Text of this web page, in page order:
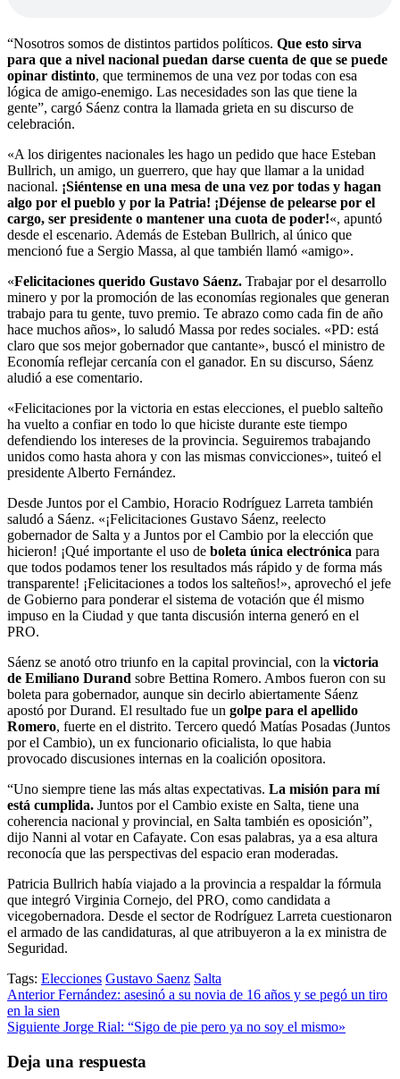
“Nosotros somos de distintos partidos políticos. Que esto sirva
para que a nivel nacional puedan darse cuenta de que se puede
opinar distinto, que terminemos de una vez por todas con esa
lógica de amigo-enemigo. Las necesidades son las que tiene la
gente”, cargó Sáenz contra la llamada grieta en su discurso de
celebración.
«A los dirigentes nacionales les hago un pedido que hace Esteban
Bullrich, un amigo, un guerrero, que hay que llamar a la unidad
nacional. ¡Siéntense en una mesa de una vez por todas y hagan
algo por el pueblo y por la Patria! ¡Déjense de pelearse por el
cargo, ser presidente o mantener una cuota de poder!«, apuntó
desde el escenario. Además de Esteban Bullrich, al único que
mencionó fue a Sergio Massa, al que también llamó «amigo».
«Felicitaciones querido Gustavo Sáenz. Trabajar por el desarrollo
minero y por la promoción de las economías regionales que generan
trabajo para tu gente, tuvo premio. Te abrazo como cada fin de año
hace muchos años», lo saludó Massa por redes sociales. «PD: está
claro que sos mejor gobernador que cantante», buscó el ministro de
Economía reflejar cercanía con el ganador. En su discurso, Sáenz
aludió a ese comentario.
«Felicitaciones por la victoria en estas elecciones, el pueblo salteño
ha vuelto a confiar en todo lo que hiciste durante este tiempo
defendiendo los intereses de la provincia. Seguiremos trabajando
unidos como hasta ahora y con las mismas convicciones», tuiteó el
presidente Alberto Fernández.
Desde Juntos por el Cambio, Horacio Rodríguez Larreta también
saludó a Sáenz. «¡Felicitaciones Gustavo Sáenz, reelecto
gobernador de Salta y a Juntos por el Cambio por la elección que
hicieron! ¡Qué importante el uso de boleta única electrónica para
que todos podamos tener los resultados más rápido y de forma más
transparente! ¡Felicitaciones a todos los salteños!», aprovechó el jefe
de Gobierno para ponderar el sistema de votación que él mismo
impuso en la Ciudad y que tanta discusión interna generó en el
PRO.
Sáenz se anotó otro triunfo en la capital provincial, con la victoria
de Emiliano Durand sobre Bettina Romero. Ambos fueron con su
boleta para gobernador, aunque sin decirlo abiertamente Sáenz
apostó por Durand. El resultado fue un golpe para el apellido
Romero, fuerte en el distrito. Tercero quedó Matías Posadas (Juntos
por el Cambio), un ex funcionario oficialista, lo que habia
provocado discusiones internas en la coalición opositora.
“Uno siempre tiene las más altas expectativas. La misión para mí
está cumplida. Juntos por el Cambio existe en Salta, tiene una
coherencia nacional y provincial, en Salta también es oposición”,
dijo Nanni al votar en Cafayate. Con esas palabras, ya a esa altura
reconocía que las perspectivas del espacio eran moderadas.
Patricia Bullrich había viajado a la provincia a respaldar la fórmula
que integró Virginia Cornejo, del PRO, como candidata a
vicegobernadora. Desde el sector de Rodríguez Larreta cuestionaron
el armado de las candidaturas, al que atribuyeron a la ex ministra de
Seguridad.
Tags: Elecciones Gustavo Saenz Salta
Post
navigation
AnteriorFernández: asesinó a su novia de 16 años y se pegó un tiro
en la sien
Siguiente Jorge Rial: “Sigo de pie pero ya no soy el mismo»
Deja una respuesta